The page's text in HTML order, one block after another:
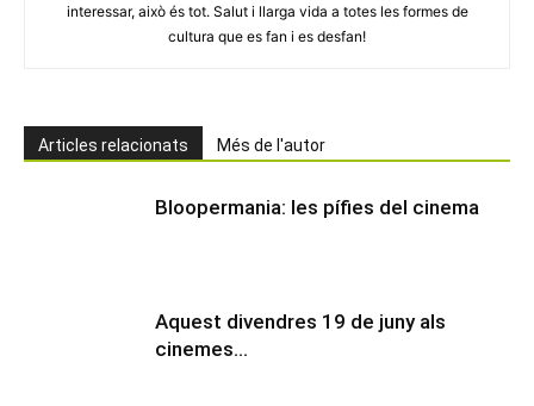
interessar, això és tot. Salut i llarga vida a totes les formes de
cultura que es fan i es desfan!
Articles relacionats Més de l'autor
Bloopermania: les pífies del cinema
Aquest divendres 19 de juny als
cinemes…